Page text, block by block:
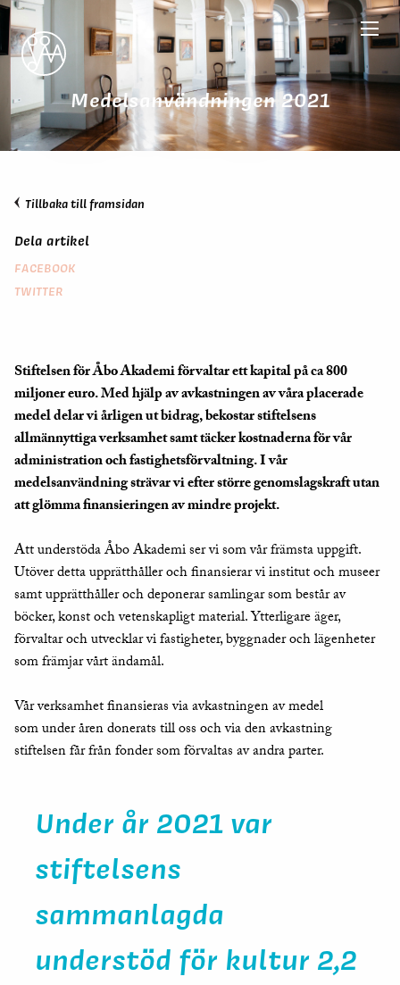
Medelsanvändningen 2021
Tillbaka till framsidan
Dela artikel
FACEBOOK
TWITTER
Stiftelsen för Åbo Akademi förvaltar ett kapital på ca 800
miljoner euro. Med hjälp av avkastningen av våra placerade
medel delar vi årligen ut bidrag, bekostar stiftelsens
allmännyttiga verksamhet samt täcker kostnaderna för vår
administration och fastighetsförvaltning. I vår
medelsanvändning strävar vi efter större genomslagskraft utan
att glömma finansieringen av mindre projekt.
Att understöda Åbo Akademi ser vi som vår främsta uppgift.
Utöver detta upprätthåller och finansierar vi institut och museer
samt upprätthåller och deponerar samlingar som består av
böcker, konst och vetenskapligt material. Ytterligare äger,
förvaltar och utvecklar vi fastigheter, byggnader och lägenheter
som främjar vårt ändamål.
Vår verksamhet finansieras via avkastningen av medel
som under åren donerats till oss och via den avkastning
stiftelsen får från fonder som förvaltas av andra parter.
Under år 2021 var
stiftelsens
sammanlagda
understöd för kultur 2,2